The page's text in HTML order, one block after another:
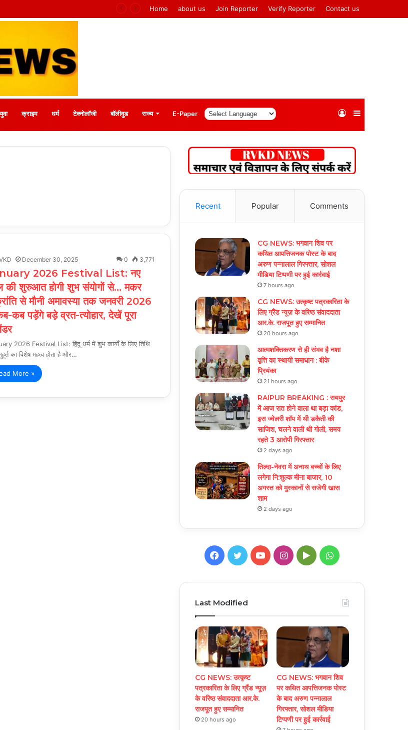
आर.के. राजपूत हुए सम्मानित Home about us Join Reporter Verify Reporter Contact us
युवा क्राइम धर्म टेक्नोलॉजी बॉलीवुड राज्य E-Paper Sidebar
Log
December 30, 2025 0 3,771
2026 Festival List: नए
की शुरुआत होगी शुभ संयोगों से… मकर
से मौनी अमावस्या तक जनवरी 2026
कब पड़ेंगे बड़े व्रत-त्योहार, देखें पूरा
2026 Festival List: हिंदू धर्म में शुभ कार्यों के लिए तिथि
का विशेष महत्व होता है और…
More »
Recent Popular Comments
CG NEWS: भगवान शिव पर
कथित आपत्तिजनक पोस्ट के बाद
अरुण पन्नालाल गिरफ्तार, सोशल
मीडिया टिप्पणी पर हुई कार्रवाई
7 hours ago
CG NEWS: उत्कृष्ट पत्रकारिता के
लिए ग्रैंड न्यूज़ के वरिष्ठ संवाददाता
आर.के. राजपूत हुए सम्मानित
20 hours ago
आत्मशक्तिकरण से ही संभव है नशा
वृत्ति का स्थायी समाधान : बीके
प्रियंका
21 hours ago
RAIPUR BREAKING : रायपुर
में आज रात होने वाला था बड़ा कांड,
इस ज्वेलरी शॉप में थी डकैती की
साजिश, चलने वाली थी गोली, समय
रहते 3 आरोपी गिरफ्तार
2 days ago
तिल्दा-नेवरा में अनाथ बच्चों के लिए
लगेगा नि:शुल्क मीना बाजार, 10
अगस्त को मुस्कानों से सजेगी खास
शाम
2 days ago
Facebook
TwitterYouTubeInstagram
GoogleWhatsApp
Last Modified
CG NEWS: उत्कृष्ट
पत्रकारिता के लिए ग्रैंड न्यूज़
के वरिष्ठ संवाददाता आर.के.
राजपूत हुए सम्मानित
20 hours ago
CG NEWS: भगवान शिव
पर कथित आपत्तिजनक पोस्ट
के बाद अरुण पन्नालाल
गिरफ्तार, सोशल मीडिया
टिप्पणी पर हुई कार्रवाई